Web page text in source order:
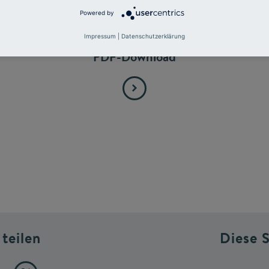
PDF-Download
Diese
Powered by
Impressum Datenschutzerklärung